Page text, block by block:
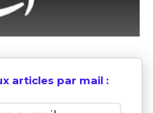
articles par mail :